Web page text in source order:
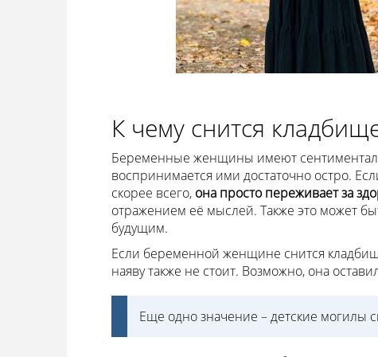
К чему снится
Беременные женщины имеют
воспринимается ими достаточно остро.
скорее всего, она просто переживает за
отражением её мыслей. Также это может
будущим.
Если беременной женщине снится
наяву также не стоит. Возможно, она
Еще одно значение – детские могилы